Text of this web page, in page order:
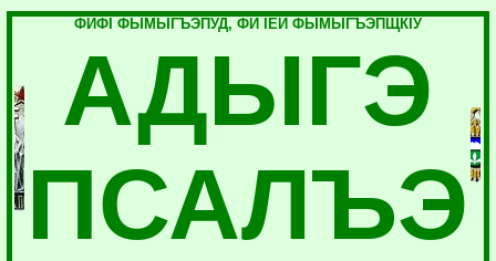
ФИФI ФЫМЫГЪЭПУД, ФИ IЕЙ ФЫМЫГЪЭПЩКIУ
АДЫГЭ
ПСАЛЪЭ